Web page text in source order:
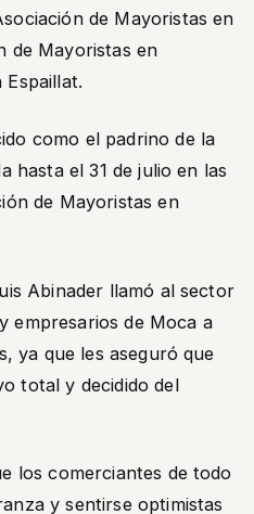
de Mayoristas en
de Mayoristas en
como el padrino de la
hasta el 31 de julio en las
de Mayoristas en
Abinader llamó al sector
empresarios de Moca a
ya que les aseguró que
total y decidido del
los comerciantes de todo
y sentirse optimistas